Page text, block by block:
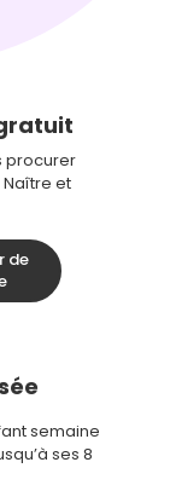
procurer
et
de
semaine
ses 8